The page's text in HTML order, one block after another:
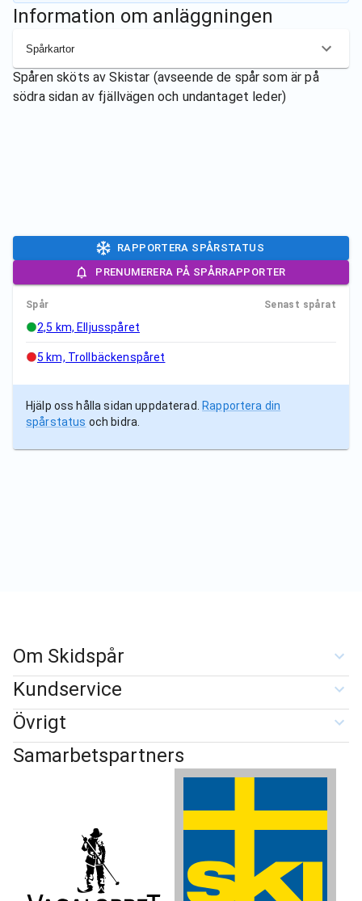
Information om anläggningen
Spårkartor
Spåren sköts av Skistar (avseende de spår som är på
södra sidan av fjällvägen och undantaget leder)
RAPPORTERA SPÅRSTATUS
PRENUMERERA PÅ SPÅRRAPPORTER
Spår Senast spårat
2,5 km, Elljusspåret
5 km, Trollbäckenspåret
Hjälp oss hålla sidan uppdaterad.
Rapportera din
spårstatus och bidra.
Om Skidspår
Kundservice
Övrigt
Samarbetspartners